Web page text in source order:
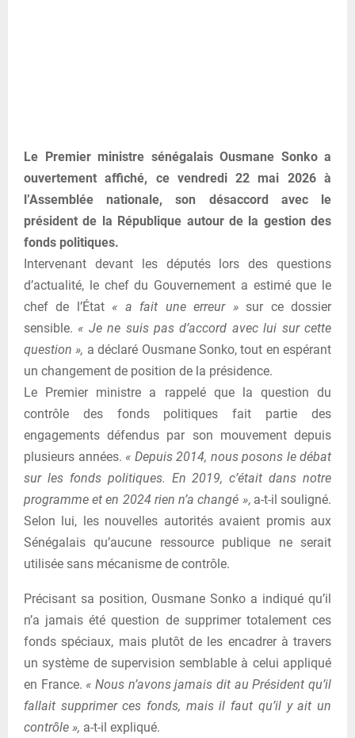
Le Premier ministre sénégalais Ousmane Sonkoa
ouvertement affiché, ce vendredi 22 mai 2026 à
l’Assemblée nationale, son désaccord avec le
président de la République autour de la gestion des
fonds politiques.
Intervenant devant les députés lors des questions
d’actualité, le chef du Gouvernement a estimé que le
chef de l’État « a fait une erreur »sur ce dossier
sensible. « Je ne suis pas d’accord avec lui sur cette
question », a déclaré Ousmane Sonko, tout en espérant
un changement de position de la présidence.
Le Premier ministre a rappelé que la question du
contrôle des fonds politiques fait partie des
engagements défendus par son mouvement depuis
plusieurs années. « Depuis 2014, nous posons le débat
sur les fonds politiques. En 2019, c’était dans notre
programme et en 2024 rien n’a changé », a-t-il souligné.
Selon lui, les nouvelles autorités avaient promis aux
Sénégalais qu’aucune ressource publique ne serait
utilisée sans mécanisme de contrôle.
Précisant sa position, Ousmane Sonko a indiqué qu’il
n’a jamais été question de supprimer totalement ces
fonds spéciaux, mais plutôt de les encadrer à travers
un système de supervision semblable à celui appliqué
en France. « Nous n’avons jamais dit au Président qu’il
fallait supprimer ces fonds, mais il faut qu’il y ait un
contrôle », a-t-il expliqué.